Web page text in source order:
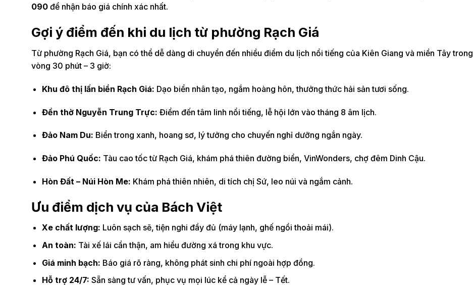
090 để nhận báo giá chính xác nhất.
Gợi ý điểm đến khi du lịch từ phường Rạch Giá
Từ phường Rạch Giá, bạn có thể dễ dàng di chuyển đến nhiều điểm du lịch nổi tiếng của Kiên Giang và miền Tây trong
vòng 30 phút – 3 giờ:
Khu đô thị lấn biển Rạch Giá: Dạo biển nhân tạo, ngắm hoàng hôn, thưởng thức hải sản tươi sống.
Đền thờ Nguyễn Trung Trực: Điểm đến tâm linh nổi tiếng, lễ hội lớn vào tháng 8 âm lịch.
Đảo Nam Du: Biển trong xanh, hoang sơ, lý tưởng cho chuyến nghỉ dưỡng ngắn ngày.
Đảo Phú Quốc: Tàu cao tốc từ Rạch Giá, khám phá thiên đường biển, VinWonders, chợ đêm Dinh Cậu.
Hòn Đất – Núi Hòn Me: Khám phá thiên nhiên, di tích chị Sứ, leo núi và ngắm cảnh.
Ưu điểm dịch vụ của Bách Việt
Xe chất lượng: Luôn sạch sẽ, tiện nghi đầy đủ (máy lạnh, ghế ngồi thoải mái).
An toàn: Tài xế lái cẩn thận, am hiểu đường xá trong khu vực.
Giá minh bạch: Báo giá rõ ràng, không phát sinh chi phí ngoài hợp đồng.
Hỗ trợ 24/7: Sẵn sàng tư vấn, phục vụ mọi lúc kể cả ngày lễ – Tết.